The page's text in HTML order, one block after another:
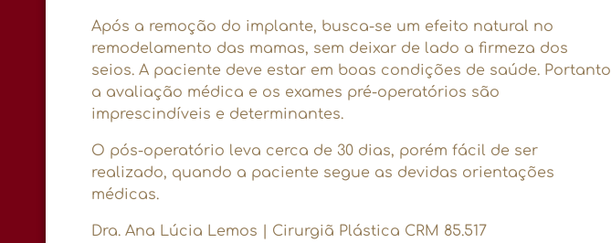
Após a remoção do implante, busca-se um efeito natural no
remodelamento das mamas, sem deixar de lado a firmeza dos
seios. A paciente deve estar em boas condições de saúde. Portanto
a avaliação médica e os exames pré-operatórios são
imprescindíveis e determinantes.
O pós-operatório leva cerca de 30 dias, porém fácil de ser
realizado, quando a paciente segue as devidas orientações
médicas.
Dra. Ana Lúcia Lemos | Cirurgiã Plástica CRM 85.517